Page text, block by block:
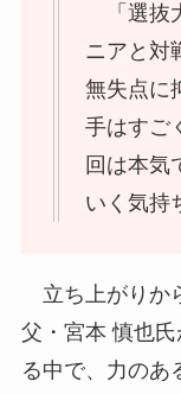
「選抜
ニアと対
無失点に
手はすご
回は本気
いく気持
立ち上がりか
父・宮本 慎也氏
る中で、力のあ